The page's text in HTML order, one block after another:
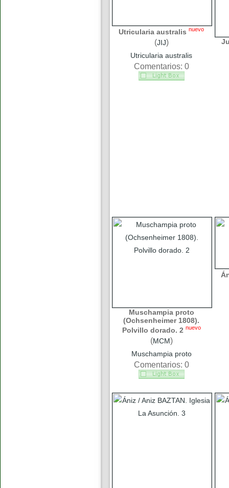
Utricularia australis nuevo
(JIJ)
Utricularia australis
Comentarios: 0
Muschampia proto
(Ochsenheimer 1808).
Polvillo dorado. 2 nuevo
(MCM)
Muschampia proto
Comentarios: 0